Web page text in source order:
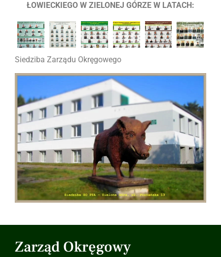
ŁOWIECKIEGO W ZIELONEJ GÓRZE W LATACH:
Siedziba Zarządu Okręgowego
Zarząd Okręgowy